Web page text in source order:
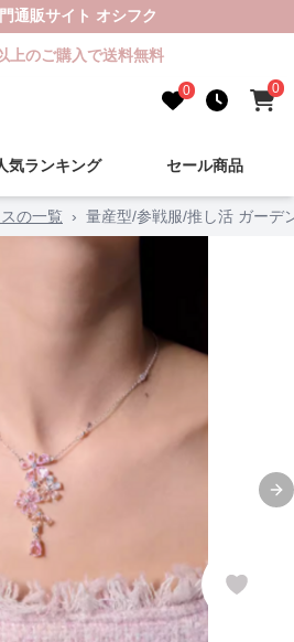
通販サイト オシフク
上のご購入で送料無料
0 0
気ランキング セール商品
の一覧 › 量産型/参戦服/推し活 ガー